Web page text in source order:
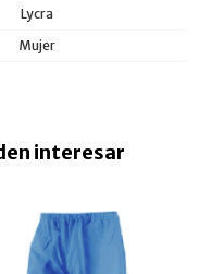
Lycra
Mujer
interesar